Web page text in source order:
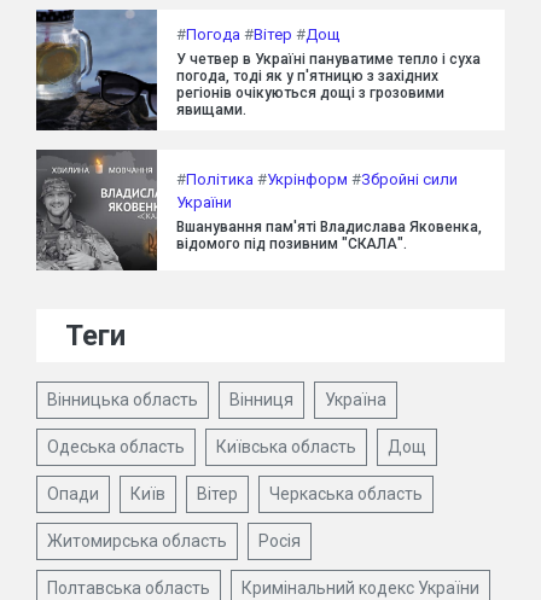
#Погода #Вітер #Дощ
У четвер в Україні пануватиме тепло і суха
погода, тоді як у п'ятницю з західних
регіонів очікуються дощі з грозовими
явищами.
#Політика #Укрінформ #Збройні сили
України
Вшанування пам'яті Владислава Яковенка,
відомого під позивним "СКАЛА".
Теги
Вінницька область Вінниця Україна
Одеська область Київська область Дощ
Опади Київ Вітер Черкаська область
Житомирська область Росія
Полтавська область Кримінальний кодекс України